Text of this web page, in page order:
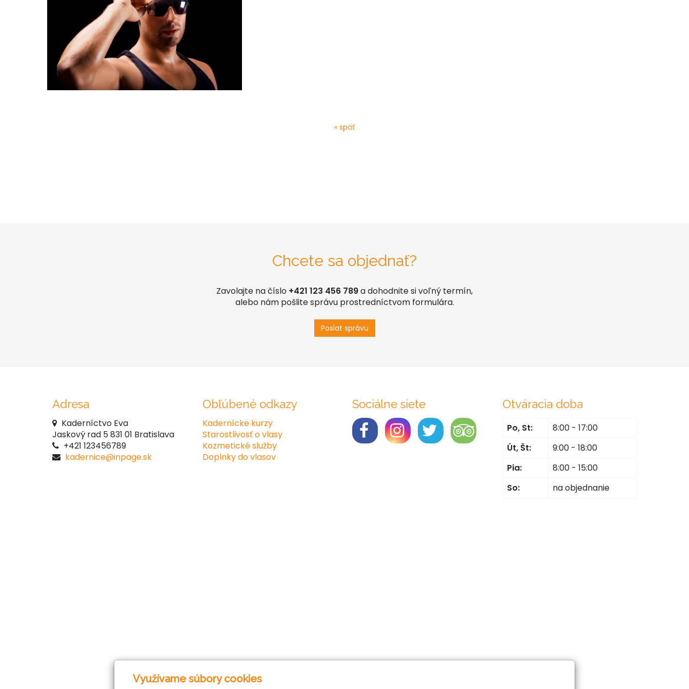
« späť
Chcete sa objednať?
Zavolajte na číslo +421 123 456 789a dohodnite si voľný termín,
alebo nám pošlite správu prostredníctvom formulára.
Poslat správu
Adresa
Kaderníctvo Eva
Jaskový rad 5 831 01 Bratislava
+421 123456789
kadernice@inpage.sk
Obľúbené odkazy
Kadernícke kurzy
Starostlivosť o vlasy
Kozmetické služby
Doplnky do vlasov
Sociálne siete Otváracia doba
Po, St:
8:00 - 17:00
Út, Št:
9:00 - 18:00
Pia:
8:00 - 15:00
So:
na objednanie
Využívame súbory cookies